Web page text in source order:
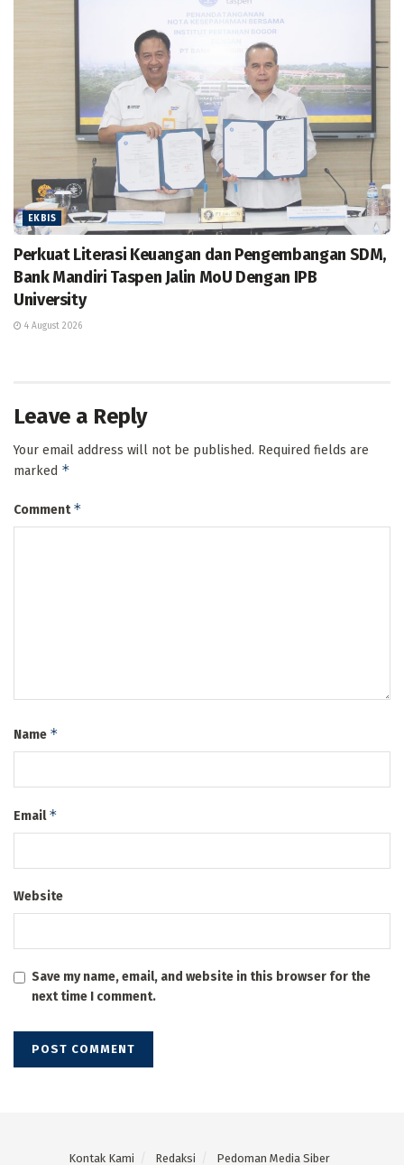
EKBIS
Perkuat Literasi Keuangan dan Pengembangan SDM,
Bank Mandiri Taspen Jalin MoU Dengan IPB
University
4 August 2026
Leave a Reply
Your email address will not be published. Required fields are
marked *
Comment*
Name *
Email*
Website
Save my name, email, and website in this browser for the
next time I comment.
Kontak Kami Redaksi Pedoman Media Siber